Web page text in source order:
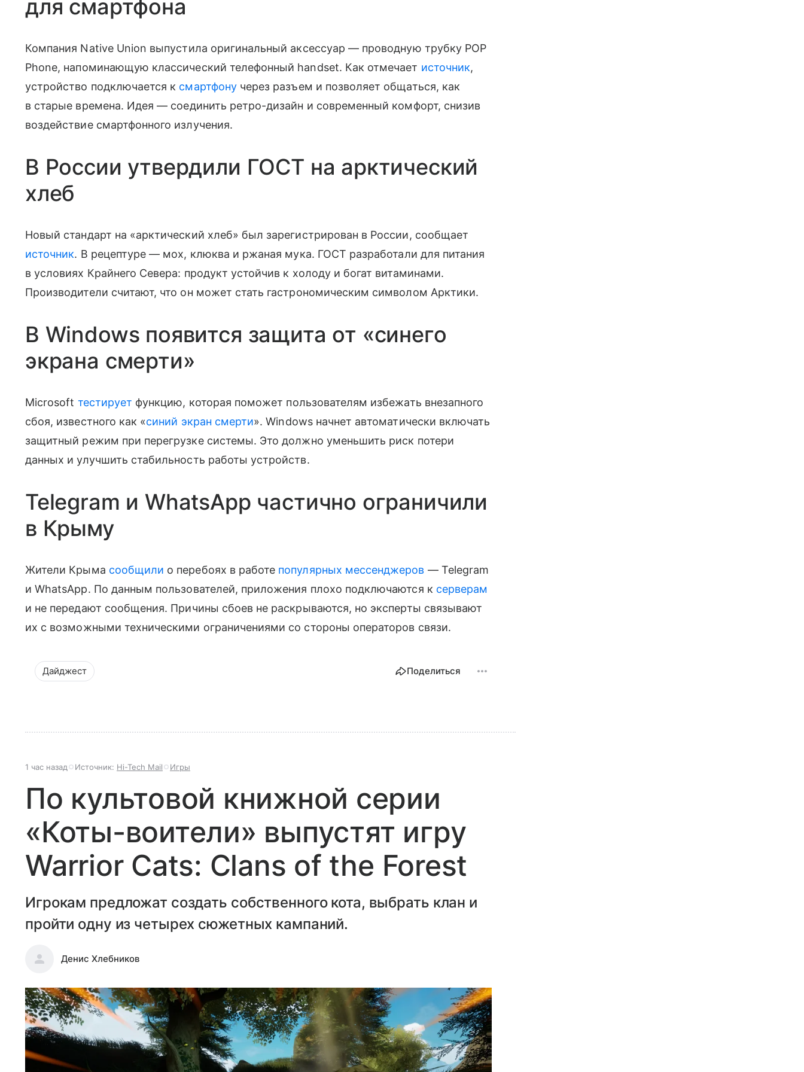
для смартфона
Компания Native Union выпустила оригинальный аксессуар — проводную трубку POP
Phone, напоминающую классический телефонный handset. Как отмечает источник,
устройство подключается к смартфонучерез разъем и позволяет общаться, как
в старые времена. Идея — соединить ретро-дизайн и современный комфорт, снизив
воздействие смартфонного излучения.
В России утвердили ГОСТ на арктический
хлеб
Новый стандарт на «арктический хлеб» был зарегистрирован в России, сообщает
источник. В рецептуре — мох, клюква и ржаная мука. ГОСТ разработали для питания
в условиях Крайнего Севера: продукт устойчив к холоду и богат витаминами.
Производители считают, что он может стать гастрономическим символом Арктики.
В Windows появится защита от «синего
экрана смерти»
Microsoft тестирует функцию, которая поможет пользователям избежать внезапного
сбоя, известного как «синий экран смерти». Windows начнет автоматически включать
защитный режим при перегрузке системы. Это должно уменьшить риск потери
данных и улучшить стабильность работы устройств.
Telegram и WhatsApp частично ограничили
в Крыму
Жители Крыма сообщили о перебоях в работе популярных мессенджеров — Telegram
и WhatsApp. По данным пользователей, приложения плохо подключаются к серверам
и не передают сообщения. Причины сбоев не раскрываются, но эксперты связывают
их с возможными техническими ограничениями со стороны операторов связи.
Дайджест Поделиться
1 час назад Источник: Hi-Tech Mail Игры
По культовой книжной серии
«Коты-воители» выпустят игру
Warrior Cats: Clans of the Forest
Игрокам предложат создать собственного кота, выбрать клан и
пройти одну из четырех сюжетных кампаний.
Денис Хлебников